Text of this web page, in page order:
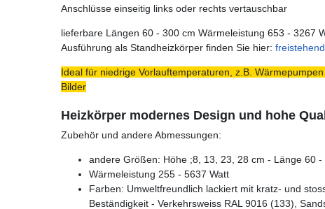
Anschlüsse einseitig links oder rechts vertauschbar
lieferbare Längen 60 - 300 cm Wärmeleistung 653 - 3267
Ausführung als Standheizkörper finden Sie hier:
Ideal für niedrige Vorlauftemperaturen, z.B.
Bilder
Heizkörper modernes Design und hohe
Zubehör und andere Abmessungen:
andere Größen: Höhe ;8, 13, 23, 28 cm - Länge 60
Wärmeleistung 255 - 5637 Watt
Farben: Umweltfreundlich lackiert mit kratz- und
Beständigkeit - Verkehrsweiss RAL 9016 (133),